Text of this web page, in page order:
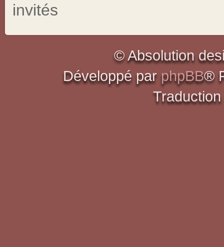
invités
© Absolution
Développé par phpBB®